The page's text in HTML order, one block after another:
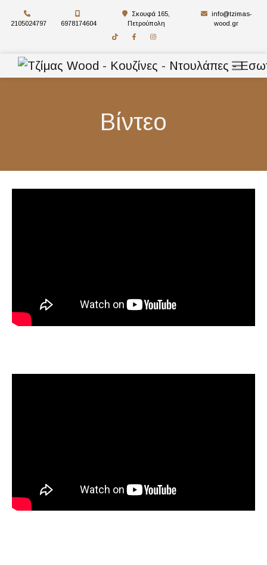
2105024797 6978174604
Σκουφά 165,
Πετρούπολη
info@tzimas-
wood.gr
Βίντεο